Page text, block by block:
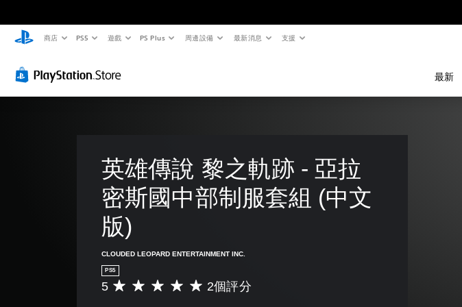
商店 PS5 遊戲 PS Plus 周邊設備 最新消息 支援
最新
英雄傳說 黎之軌跡 - 亞拉
密斯國中部制服套組 (中文
版)
CLOUDED LEOPARD ENTERTAINMENT INC.
PS5
平
5 2個評分